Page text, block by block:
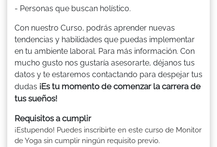
- Personas que buscan holístico.
Con nuestro Curso, podrás aprender nuevas
tendencias y habilidades que puedas implementar
en tu ambiente laboral. Para más información. Con
mucho gusto nos gustaría asesorarte, déjanos tus
datos y te estaremos contactando para despejar tus
dudas ¡Es tu momento de comenzar la carrera de
tus sueños!
Requisitos a cumplir
¡Estupendo! Puedes inscribirte en este curso de Monitor
de Yoga sin cumplir ningún requisito previo.